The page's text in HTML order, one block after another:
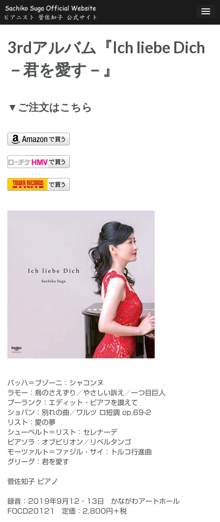
コ
ン
テ
3rdアルバム『Ich liebe Dich
－君を愛す－』
▼ご注文はこちら
バッハ＝ブゾーニ：シャコンヌ
ラモー：鳥のさえずり／やさしい訴え／一つ目巨人
プーランク：エディット・ピアフを讃えて
ショパン：別れの曲／ワルツ ロ短調 op.69-2
リスト：愛の夢
シューベルト＝リスト：セレナーデ
ピアソラ：オブビリオン／リベルタンゴ
モーツァルト＝ファジル・サイ：トルコ行進曲
グリーグ：君を愛す
菅佐知子 ピアノ
録音：2019年9月12・13日 かながわアートホール
FOCD20121 定価：2,800円＋税